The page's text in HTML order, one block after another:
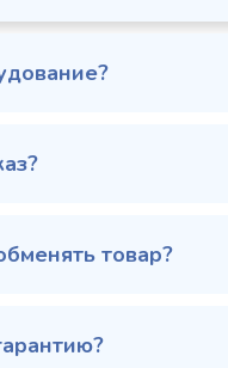
наличии
Серия
102
товар?